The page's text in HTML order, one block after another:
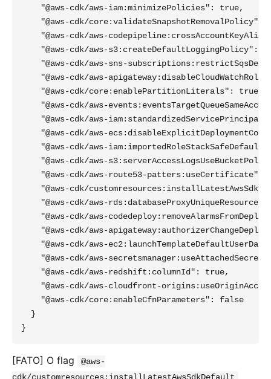
    "@aws-cdk/aws-iam:minimizePolicies": true,
"@aws-cdk/core:validateSnapshotRemovalPolicy":
"@aws-cdk/aws-
"@aws-cdk/aws-s3:createDefaultLoggingPolicy":
"@aws-cdk/aws-sns-
"@aws-cdk/aws-
    "@aws-cdk/core:enablePartitionLiterals": true,
"@aws-cdk/aws-
"@aws-cdk/aws-
"@aws-cdk/aws-
"@aws-cdk/aws-
"@aws-cdk/aws-
"@aws-cdk/aws-route53-patters:useCertificate":
"@aws-cdk/
"@aws-cdk/aws-
"@aws-cdk/aws-
"@aws-cdk/aws-
"@aws-cdk/aws-
"@aws-cdk/aws-
    "@aws-cdk/aws-redshift:columnId": true,
"@aws-cdk/aws-cloudfront-
    "@aws-cdk/core:enableCfnParameters": false
  }
[FATO] O flag
@aws-